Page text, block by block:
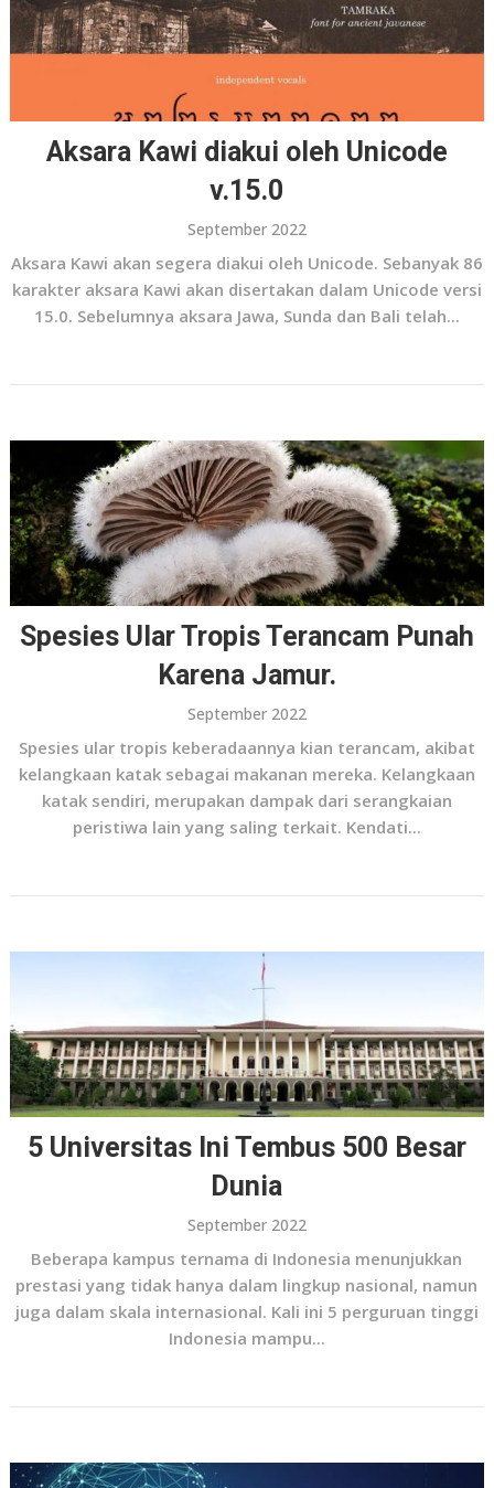
Aksara Kawi diakui oleh Unicode
v.15.0
September 2022
Aksara Kawi akan segera diakui oleh Unicode. Sebanyak 86
karakter aksara Kawi akan disertakan dalam Unicode versi
15.0. Sebelumnya aksara Jawa, Sunda dan Bali telah...
Spesies Ular Tropis Terancam Punah
Karena Jamur.
September 2022
Spesies ular tropis keberadaannya kian terancam, akibat
kelangkaan katak sebagai makanan mereka. Kelangkaan
katak sendiri, merupakan dampak dari serangkaian
peristiwa lain yang saling terkait. Kendati...
5 Universitas Ini Tembus 500 Besar
Dunia
September 2022
Beberapa kampus ternama di Indonesia menunjukkan
prestasi yang tidak hanya dalam lingkup nasional, namun
juga dalam skala internasional. Kali ini 5 perguruan tinggi
Indonesia mampu...